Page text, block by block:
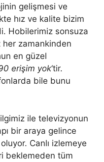
gelişmesi ve
hız ve kalite bizim
Hobilerimiz sonsuza
zamankinden
en güzel
erişim yok‘tir.
bile bunu
ile televizyonun
bir araya gelince
Canlı izlemeye
beklemeden tüm